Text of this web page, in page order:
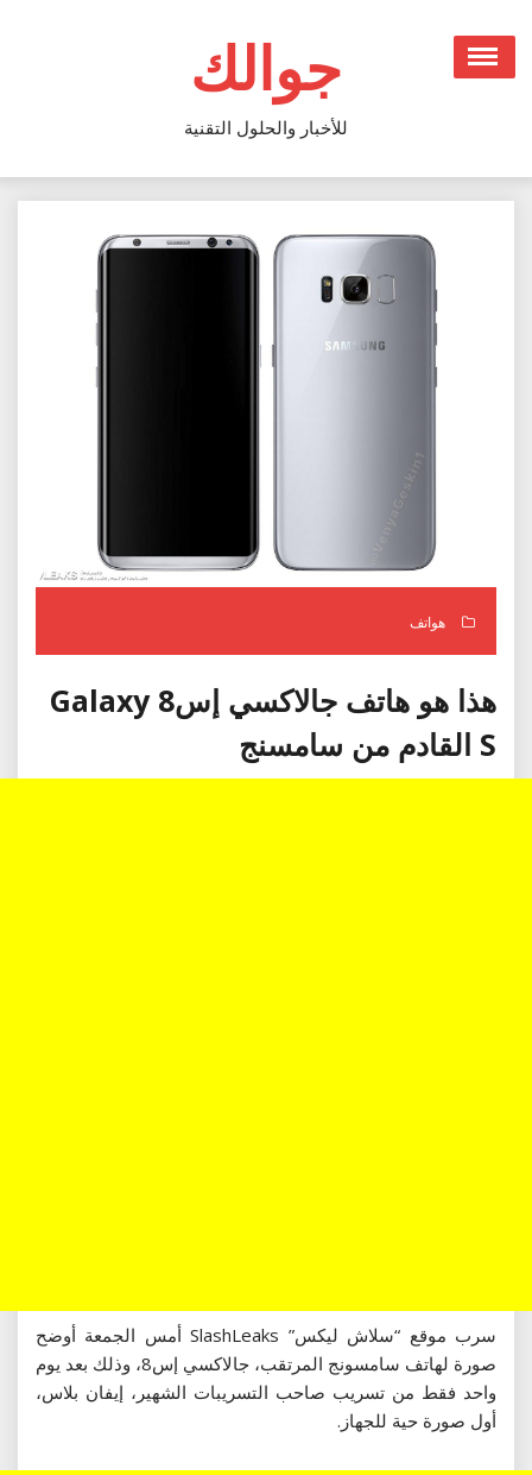
content
جوالك
للأخبار والحلول التقنية
هواتف
هذا هو هاتف جالاكسي إس8 Galaxy
S القادم من سامسنج
سرب موقع “سلاش ليكس” SlashLeaks أمس الجمعة أوضح
صورة لهاتف سامسونج المرتقب، جالاكسي إس8، وذلك بعد يوم
واحد فقط من تسريب صاحب التسريبات الشهير، إيفان بلاس،
أول صورة حية للجهاز.